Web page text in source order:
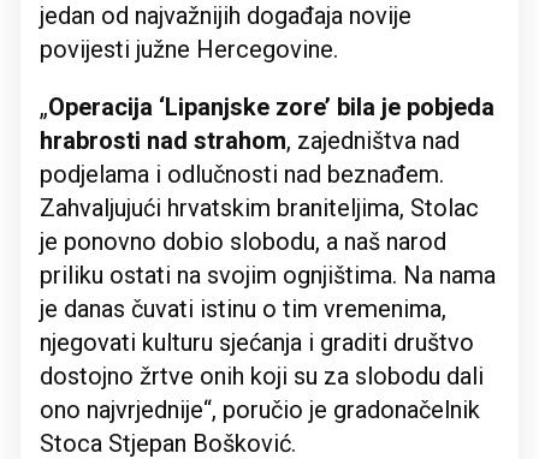
jedan od najvažnijih događaja novije
povijesti južne Hercegovine.
„Operacija ‘Lipanjske zore’ bila je pobjeda
hrabrosti nad strahom, zajedništva nad
podjelama i odlučnosti nad beznađem.
Zahvaljujući hrvatskim braniteljima, Stolac
je ponovno dobio slobodu, a naš narod
priliku ostati na svojim ognjištima. Na nama
je danas čuvati istinu o tim vremenima,
njegovati kulturu sjećanja i graditi društvo
dostojno žrtve onih koji su za slobodu dali
ono najvrjednije“, poručio je gradonačelnik
Stoca Stjepan Bošković.